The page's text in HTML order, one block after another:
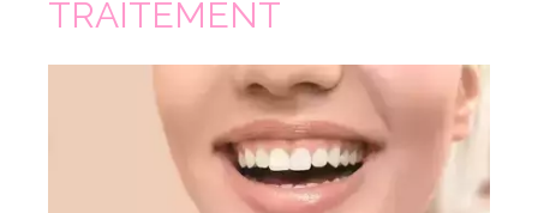
TRAITEMENT